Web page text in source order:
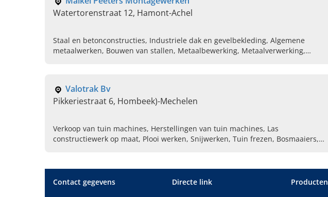
Watertorenstraat 12, Hamont-Achel
Staal en betonconstructies, Industriele dak en gevelbekleding, Algemene
metaalwerken, Bouwen van stallen, Metaalbewerking, Metaalverwerking,
Valotrak Bv
Pikkeriestraat 6, Hombeek)-Mechelen
Verkoop van tuin machines, Herstellingen van tuin machines, Las
constructiewerk op maat, Plooi werken, Snijwerken, Tuin frezen, Bosmaaiers,
Contact gegevens
Directe link
Producten